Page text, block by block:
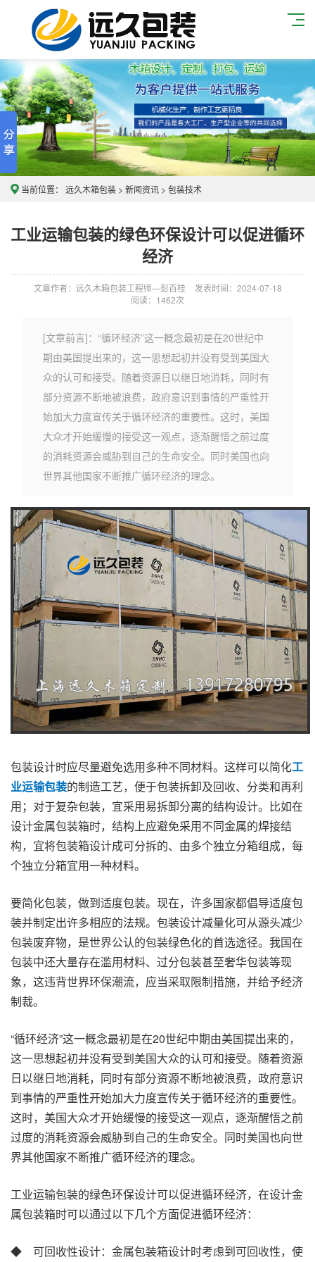
当前位置： 远久木箱包装 > 新闻资讯 > 包装技术
工业运输包装的绿色环保设计可以促进循环
经济
文章作者：远久木箱包装工程师—彭百桂
发表时间：2024-07-18
阅读： 1462次
[文章前言]：“循环经济”这一概念最初是在20世纪中
期由美国提出来的，这一思想起初并没有受到美国大
众的认可和接受。随着资源日以继日地消耗，同时有
部分资源不断地被浪费，政府意识到事情的严重性开
始加大力度宣传关于循环经济的重要性。这时，美国
大众才开始缓慢的接受这一观点，逐渐醒悟之前过度
的消耗资源会威胁到自己的生命安全。同时美国也向
世界其他国家不断推广循环经济的理念。
包装设计时应尽量避免选用多种不同材料。这样可以简化工
业运输包装的制造工艺，便于包装拆卸及回收、分类和再利
用；对于复杂包装，宜采用易拆卸分离的结构设计。比如在
设计金属包装箱时，结构上应避免采用不同金属的焊接结
构，宜将包装箱设计成可分拆的、由多个独立分箱组成，每
个独立分箱宜用一种材料。
要简化包装，做到适度包装。现在，许多国家都倡导适度包
装并制定出许多相应的法规。包装设计减量化可从源头减少
包装废弃物，是世界公认的包装绿色化的首选途径。我国在
包装中还大量存在滥用材料、过分包装甚至奢华包装等现
象，这违背世界环保潮流，应当采取限制措施，并给予经济
制裁。
“循环经济”这一概念最初是在20世纪中期由美国提出来的，
这一思想起初并没有受到美国大众的认可和接受。随着资源
日以继日地消耗，同时有部分资源不断地被浪费，政府意识
到事情的严重性开始加大力度宣传关于循环经济的重要性。
这时，美国大众才开始缓慢的接受这一观点，逐渐醒悟之前
过度的消耗资源会威胁到自己的生命安全。同时美国也向世
界其他国家不断推广循环经济的理念。
工业运输包装的绿色环保设计可以促进循环经济，在设计金
属包装箱时可以通过以下几个方面促进循环经济：
◆ 可回收性设计：金属包装箱设计时考虑到可回收性，使